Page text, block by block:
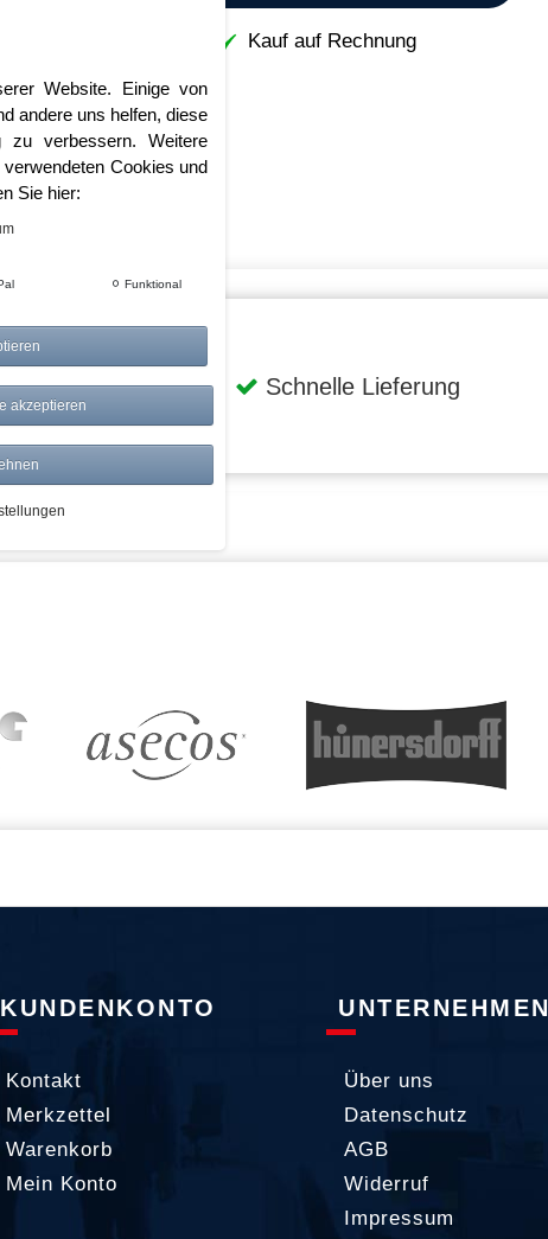
Kauf auf Rechnung
Schnelle Lieferung
KUNDENKONTO
Kontakt
Merkzettel
Warenkorb
Mein Konto
UNTERNEHMEN
Über uns
Datenschutz
AGB
Widerruf
Impressum
Website. Einige von
andere uns helfen, diese
zu verbessern. Weitere
Cookies und
Sie hier:
Funktional
akzeptieren